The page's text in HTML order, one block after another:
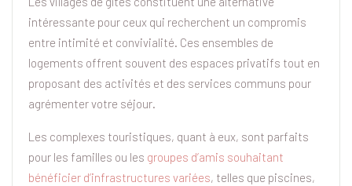
intéressante pour ceux qui recherchent un compromis
entre intimité et convivialité. Ces ensembles de
logements offrent souvent des espaces privatifs tout en
proposant des activités et des services communs pour
agrémenter votre séjour.
Les complexes touristiques, quant à eux, sont parfaits
pour les familles ou les groupes d’amis souhaitant
bénéficier d’infrastructures variées, telles que piscines,